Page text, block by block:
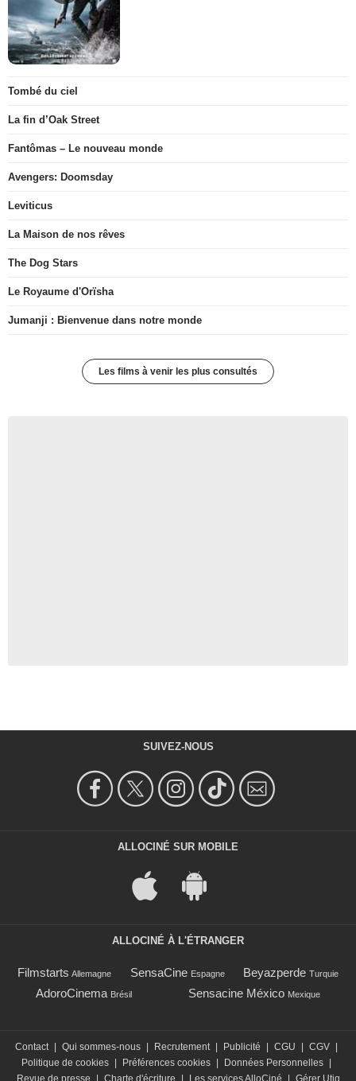
Tombé du ciel
La fin d’Oak Street
Fantômas – Le nouveau monde
Avengers: Doomsday
Leviticus
La Maison de nos rêves
The Dog Stars
Le Royaume d'Orïsha
Jumanji : Bienvenue dans notre monde
Les films à venir les plus consultés
SUIVEZ-NOUS
ALLOCINÉ SUR MOBILE
ALLOCINÉ À L'ÉTRANGER
Filmstarts Allemagne SensaCine Espagne Beyazperde Turquie
AdoroCinema Brésil Sensacine México Mexique
Contact Qui sommes-nous Recrutement Publicité CGU CGV
Politique de cookies
Préférences cookies Données Personnelles